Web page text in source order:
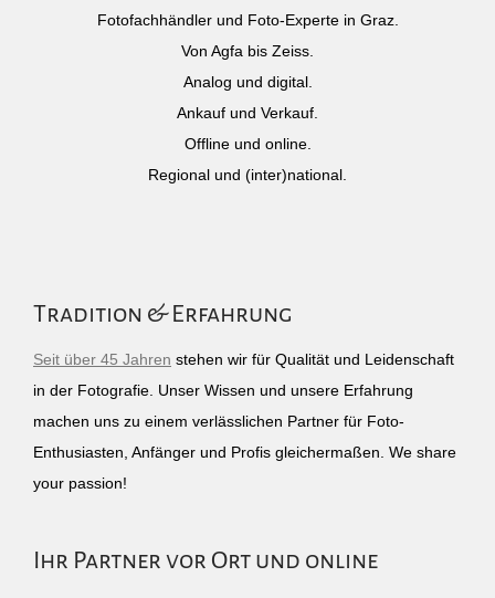
Fotofachhändler und Foto-Experte in Graz.
Von Agfa bis Zeiss.
Analog und digital.
Ankauf und Verkauf.
Offline und online.
Regional und (inter)national.
Tradition & Erfahrung
Seit über 45 Jahren stehen wir für Qualität und Leidenschaft
in der Fotografie. Unser Wissen und unsere Erfahrung
machen uns zu einem verlässlichen Partner für Foto-
Enthusiasten, Anfänger und Profis gleichermaßen. We share
your passion!
Ihr Partner vor Ort und online